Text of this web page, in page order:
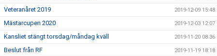
Veteranåret 2019 2019-12-09 15:48
Mästarcupen 2020 2019-12-03 12:07
Kansliet stängt torsdag/måndag kväll 2019-11-20 08:36
Beslut från RF 2019-11-19 18:18